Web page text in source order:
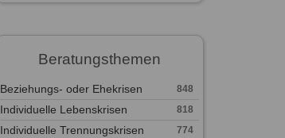
Beratungsthemen
Beziehungs- oder Ehekrisen 848
Individuelle Lebenskrisen 818
Individuelle Trennungskrisen 774